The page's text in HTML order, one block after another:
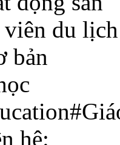
du lịch
bản
hệ: